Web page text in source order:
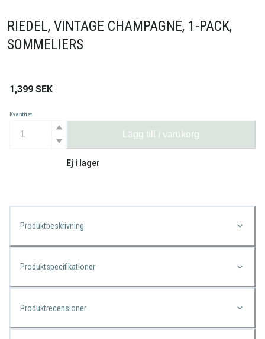
RIEDEL, VINTAGE CHAMPAGNE, 1-PACK,
SOMMELIERS
1,399 SEK
Kvantitet
Lägg till i varukorg
Ej i lager
Produktbeskrivning
Produktspecifikationer
Produktrecensioner